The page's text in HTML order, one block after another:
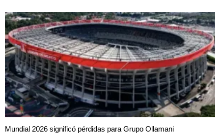
Mundial 2026 significó pérdidas para Grupo Ollamani